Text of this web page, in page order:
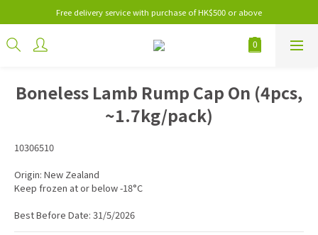
Free delivery service with purchase of HK$500 or above
Boneless Lamb Rump Cap On (4pcs,
~1.7kg/pack)
10306510
Origin: New Zealand
Keep frozen at or below -18°C
Best Before Date: 31/5/2026